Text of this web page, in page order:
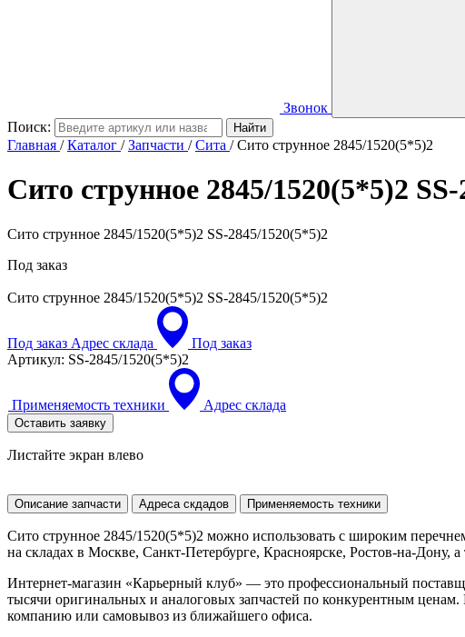
Звонок
Поиск:
Главная /Каталог /Запчасти /Сита /Сито струнное 2845/1520(5*5)2
Сито струнное 2845/1520(5*5)2
Сито струнное 2845/1520(5*5)2 SS-2845/1520(5*5)2
Под заказ
Сито струнное 2845/1520(5*5)2 SS-2845/1520(5*5)2
Под заказ Адрес склада
Под заказ
Артикул: SS-2845/1520(5*5)2
Применяемость техники Адрес склада
Оставить заявку
Листайте экран влево
Описание запчасти Адреса скдадов Применяемость техники
Сито струнное 2845/1520(5*5)2 можно использовать с широким
на складах в Москве, Санкт-Петербурге, Красноярске, Ростов-на-Дону,
Интернет-магазин «Карьерный клуб» — это профессиональный
тысячи оригинальных и аналоговых запчастей по конкурентным
компанию или самовывоз из ближайшего офиса.